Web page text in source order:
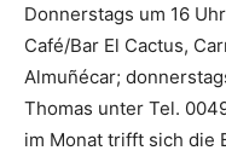
Donnerstags um 16
Café/Bar El Cactus,
Almuñécar;
Thomas unter Tel.
im Monat trifft sich die